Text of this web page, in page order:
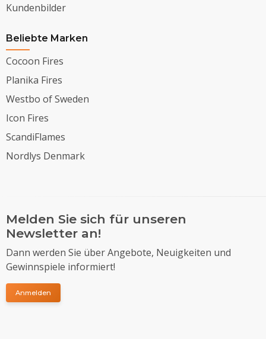
Kundenbilder
Beliebte Marken
Cocoon Fires
Planika Fires
Westbo of Sweden
Icon Fires
ScandiFlames
Nordlys Denmark
Melden Sie sich für unseren
Newsletter an!
Dann werden Sie über Angebote, Neuigkeiten und
Gewinnspiele informiert!
Anmelden